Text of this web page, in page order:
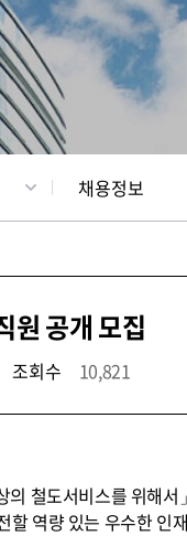
채용정보
원 공개 모집
조회수 10,821
의 철도서비스를 위해서」
할 역량 있는 우수한 인